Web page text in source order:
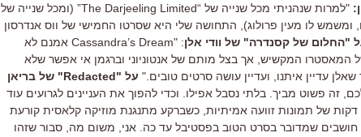
"למרות שנהניתי מכל שנייה של “The Darjeeling Limited” (ומכל שנייה של
ומשמש לו מעין פרולוג), התחושה שלי היא שסרטו החמישי של ווס אנדרסון
"החלום של קסנדרה" של וודי אלן
: "Cassandra’s Dream אמנם לא
המאסטרו המקשיש, אך בצל מותם של אנטוניוני וברגמן אי אפשר שלא
עדיין איתנו, ועדיין עושה סרטים טובים."
על "Redacted" של בריאן
זה פשוט מביך. בלתי נסבל אפילו. וכדי להפוך את העניינים לגרועים עוד
של תמונות זוועה אמיתיות, כשברקע מתנגנת מוזיקה קלאסית קורעת
שמדובר בסרט הטוב בפסטיבל עד כה. אני, משום מה, סבור שזהו